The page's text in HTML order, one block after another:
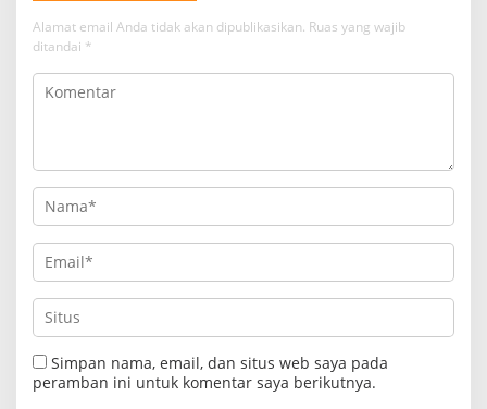
Alamat email Anda tidak akan dipublikasikan. Ruas yang wajib
ditandai *
Simpan nama, email, dan situs web saya pada
peramban ini untuk komentar saya berikutnya.